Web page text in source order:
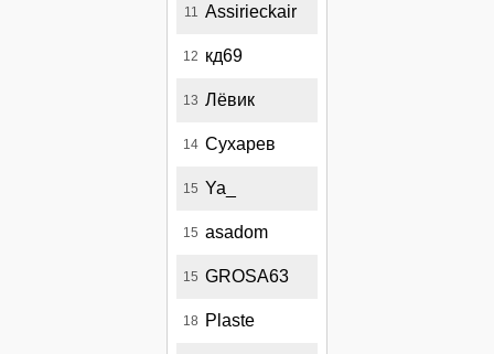
11 Assirieckair
12 кд69
13 Лёвик
14 Сухарев
15 Ya_
15 asadom
15 GROSA63
18 Plaste